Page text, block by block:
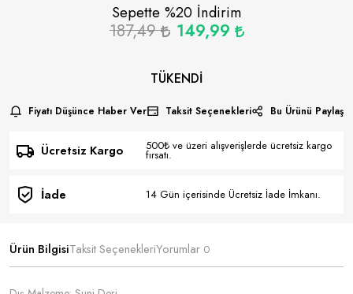
Sepette %20İndirim
187,49 149,99
TÜKENDI
Fiyatı Düşünce Haber Ver Taksit Seçenekleri Bu Ürünü Paylaş
Ücretsiz Kargo 500₺ ve üzeri alışverişlerde ücretsiz kargo
fırsatı.
İade 14 Gün içerisinde Ücretsiz İade İmkanı.
Ürün BilgisiTaksit SeçenekleriYorumlar 0